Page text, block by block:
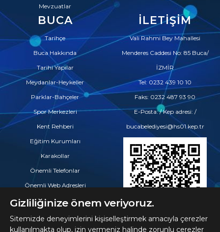
Mevzuatlar
BUCA
Tarihçe
Buca Hakkında
Tarihi Yapılar
Meydanlar-Heykeller
Parklar-Bahçeler
Spor Merkezleri
Kent Rehberi
Eğitim Kurumları
Karakollar
Önemli Telefonlar
Önemli Web Adresleri
Eczaneler
Hastaneler ve Tıp Merkezleri
İLETIŞIM
Vali Rahmi Bey Mahallesi
Menderes Caddesi No: 85 Buca/
İZMİR
Tel: 0232 439 10 10
Faks: 0232 487 93 90
E-Posta: / Kep adresi: /
bucabelediyesi@hs01.kep.tr
Gizliliğinize önem veriyoruz.
Sitemizde deneyimlerini kişiselleştirmek amacıyla çerezler
kullanılmakta olup, izin vermeniz halinde zorunlu çerezler